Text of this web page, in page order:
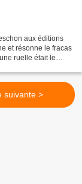
aux éditions
et résonne le fracas
ruelle était le
suivante >